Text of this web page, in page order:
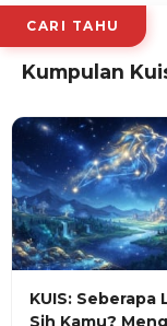
CARI TAHU
Kumpulan
KUIS: Seberapa
Sih Kamu?